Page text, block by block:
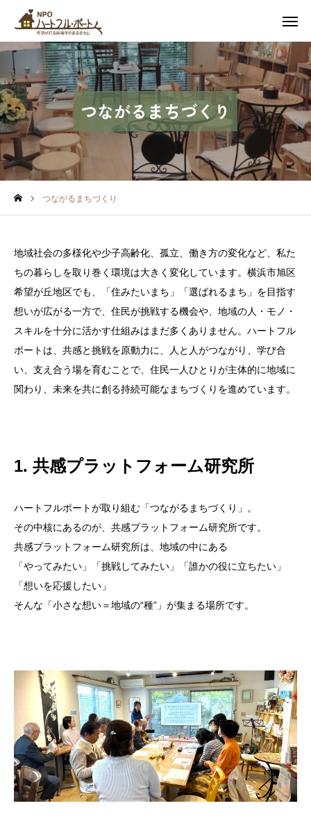
つながるまちづくり
つながるまちづくり
地域社会の多様化や少子高齢化、孤立、働き方の変化など、私た
ちの暮らしを取り巻く環境は大きく変化しています。横浜市旭区
希望が丘地区でも、「住みたいまち」「選ばれるまち」を目指す
想いが広がる一方で、住民が挑戦する機会や、地域の人・モノ・
スキルを十分に活かす仕組みはまだ多くありません。ハートフル
ポートは、共感と挑戦を原動力に、人と人がつながり、学び合
い、支え合う場を育むことで、住民一人ひとりが主体的に地域に
関わり、未来を共に創る持続可能なまちづくりを進めています。
1. 共感プラットフォーム研究所
ハートフルポートが取り組む「つながるまちづくり」。
その中核にあるのが、共感プラットフォーム研究所です。
共感プラットフォーム研究所は、地域の中にある
「やってみたい」「挑戦してみたい」「誰かの役に立ちたい」
「想いを応援したい」
そんな「小さな想い＝地域の“種”」が集まる場所です。
スケジュール 友達追加
アクセス お問い合わせ
私たちについて
カフェ
イベント
つながるまちづくり
ブログ
寄付・支援